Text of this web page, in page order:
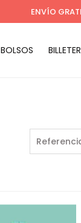
ENVÍO
BOLSOS